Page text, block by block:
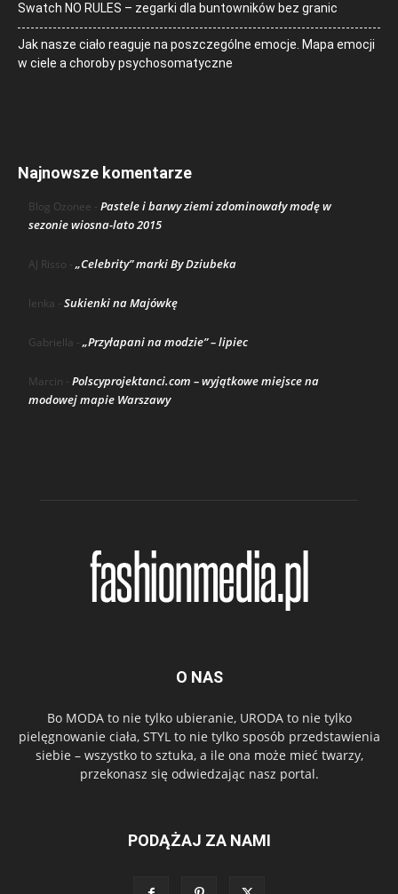
Swatch NO RULES – zegarki dla buntowników bez granic
Jak nasze ciało reaguje na poszczególne emocje. Mapa emocji
w ciele a choroby psychosomatyczne
Najnowsze komentarze
Blog Ozonee - Pastele i barwy ziemi zdominowały modę w
sezonie wiosna-lato 2015
AJ Risso - „Celebrity” marki By Dziubeka
lenka - Sukienki na Majówkę
Gabriella - „Przyłapani na modzie” – lipiec
Marcin - Polscyprojektanci.com – wyjątkowe miejsce na
modowej mapie Warszawy
O NAS
Bo MODA to nie tylko ubieranie, URODA to nie tylko
pielęgnowanie ciała, STYL to nie tylko sposób przedstawienia
siebie – wszystko to sztuka, a ile ona może mieć twarzy,
przekonasz się odwiedzając nasz portal.
PODĄŻAJ ZA NAMI